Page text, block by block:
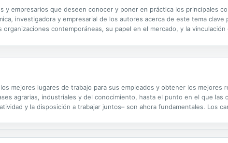
y empresarios que deseen conocer y poner en práctica los principales
investigadora y empresarial de los autores acerca de este tema
contemporáneas, su papel en el mercado, y la
mejores lugares de trabajo para sus empleados y obtener los mejores
agrarias, industriales y del conocimiento, hasta el punto en el que las
y la disposición a trabajar juntos– son ahora fundamentales. Los